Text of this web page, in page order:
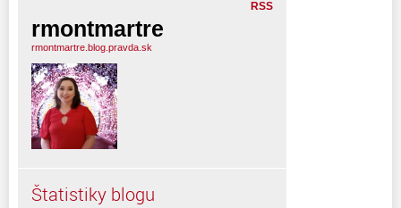
RSS
rmontmartre
rmontmartre.blog.pravda.sk
Štatistiky blogu